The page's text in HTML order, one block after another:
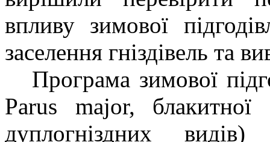
впливу зимової
заселення гніздівель та
Програма зимової
Parus major,
дуплогніздних